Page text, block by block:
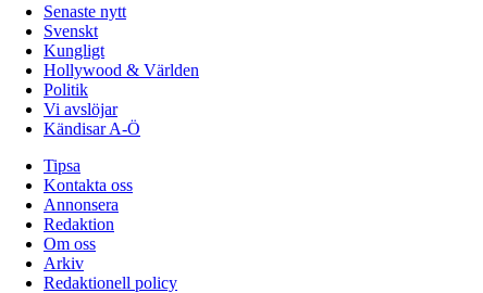
Senaste nytt
Svenskt
Kungligt
Hollywood & Världen
Politik
Vi avslöjar
Kändisar A-Ö
Tipsa
Kontakta oss
Annonsera
Redaktion
Om oss
Arkiv
Redaktionell policy